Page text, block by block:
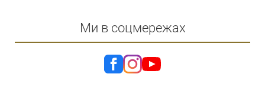
Ми в соцмережах